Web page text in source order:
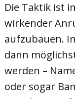
Die Taktik ist
wirkender
aufzubauen.
dann
werden –
oder sogar